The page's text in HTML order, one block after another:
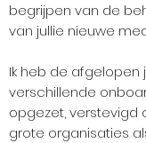
begrijpen van de
van jullie nieuwe
Ik heb de afgelopen
verschillende
opgezet, verstevigd
grote organisaties